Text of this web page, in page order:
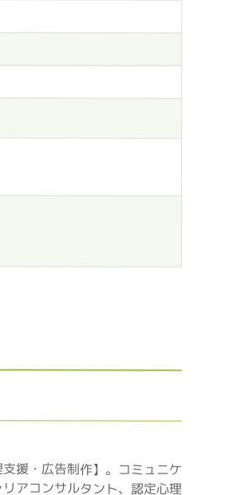
援・広告制作】。コミュニケ
アコンサルタント、認定心理